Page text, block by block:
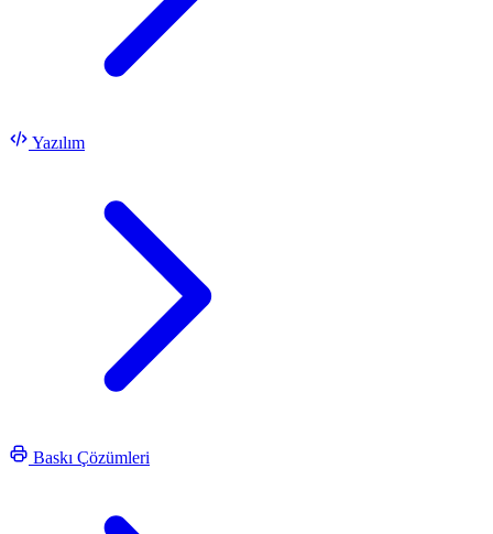
Yazılım
Baskı Çözümleri